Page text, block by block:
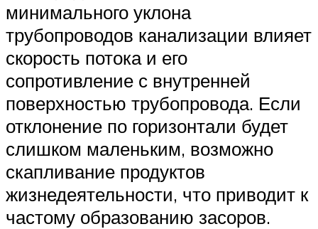
минимального уклона
трубопроводов канализации влияет
скорость потока и его
сопротивление с внутренней
поверхностью трубопровода. Если
отклонение по горизонтали будет
слишком маленьким, возможно
скапливание продуктов
жизнедеятельности, что приводит к
частому образованию засоров.